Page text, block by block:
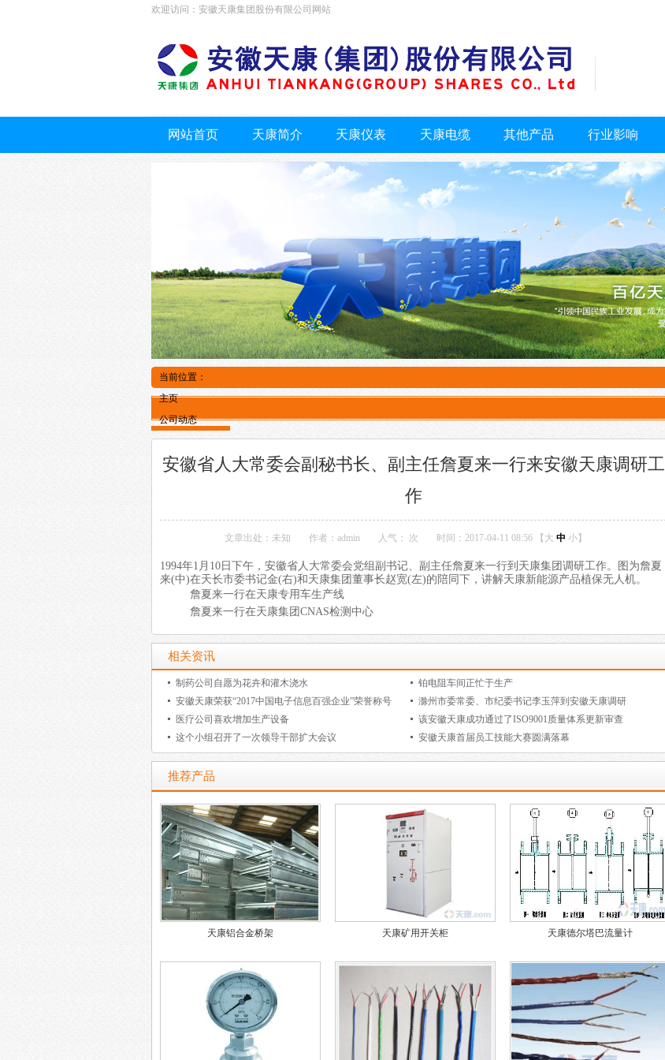
欢迎访问：安徽天康集团股份有限公司网站
网站首页 天康简介 天康仪表 天康电缆 其他产品 行业影响
当前位置：
主页
公司动态
安徽省人大常委会副秘书长、副主任詹夏来一行来安徽天康调研工
作
文章出处：未知 作者：admin 人气： 次 时间：2017-04-11 08:56 【 大 中 小】
1994年1月10日下午，安徽省人大常委会党组副书记、副主任詹夏来一行到天康集团调研工作。图为詹夏
来(中)在天长市委书记金(右)和天康集团董事长赵宽(左)的陪同下，讲解天康新能源产品植保无人机。
詹夏来一行在天康专用车生产线
詹夏来一行在天康集团CNAS检测中心
相关资讯
制药公司自愿为花卉和灌木浇水
铂电阻车间正忙于生产
安徽天康荣获“2017中国电子信息百强企业”荣誉称号
滁州市委常委、市纪委书记李玉萍到安徽天康调研
医疗公司喜欢增加生产设备
该安徽天康成功通过了ISO9001质量体系更新审查
这个小组召开了一次领导干部扩大会议
安徽天康首届员工技能大赛圆满落幕
推荐产品
天康铝合金桥架 天康矿用开关柜 天康德尔塔巴流量计